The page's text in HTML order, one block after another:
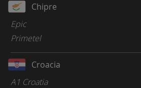
Chipre
Epic
Primetel
Croacia
A1 Croatia